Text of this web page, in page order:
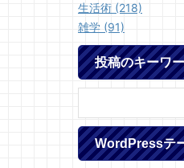
生活術 (218)
雑学 (91)
投稿のキーワ
WordPressテ